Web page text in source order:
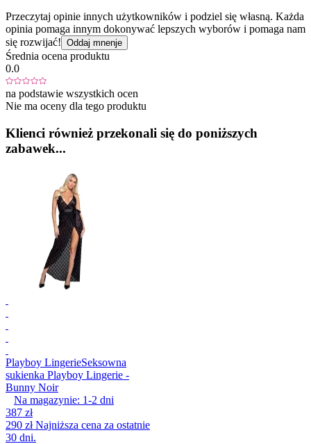
Przeczytaj opinie innych użytkowników i podziel się własną. Każda
opinia pomaga innym dokonywać lepszych wyborów i pomaga nam
się rozwijać! Oddaj mnenje
Średnia ocena produktu
0.0
na podstawie wszystkich ocen
Nie ma oceny dla tego produktu
Klienci również przekonali się do poniższych
zabawek...
Playboy LingerieSeksowna
sukienka Playboy Lingerie -
Bunny Noir
Na magazynie: 1-2 dni
387 zł
290 złNajniższa cena za ostatnie
30 dni.